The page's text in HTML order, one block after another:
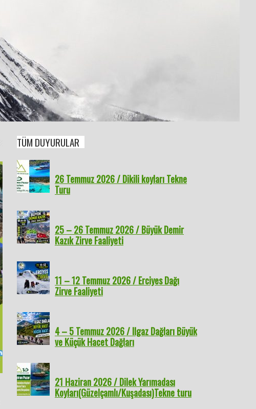
TÜM DUYURULAR
26 Temmuz 2026 / Dikili koyları Tekne
Turu
25 – 26 Temmuz 2026 / Büyük Demir
Kazık Zirve Faaliyeti
11 – 12 Temmuz 2026 / Erciyes Dağı
Zirve Faaliyeti
4 – 5 Temmuz 2026 / Ilgaz Dağları Büyük
ve Küçük Hacet Dağları
21 Haziran 2026 / Dilek Yarımadası
Koyları(Güzelçamlı/Kuşadası)Tekne turu